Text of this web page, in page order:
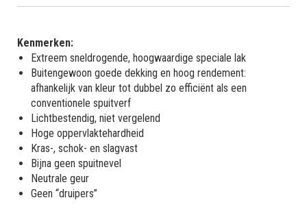
Kenmerken:
Extreem sneldrogende, hoogwaardige speciale lak
Buitengewoon goede dekking en hoog rendement:
afhankelijk van kleur tot dubbel zo efficiënt als een
conventionele spuitverf
Lichtbestendig, niet vergelend
Hoge oppervlaktehardheid
Kras-, schok- en slagvast
Bijna geen spuitnevel
Neutrale geur
Geen “druipers”